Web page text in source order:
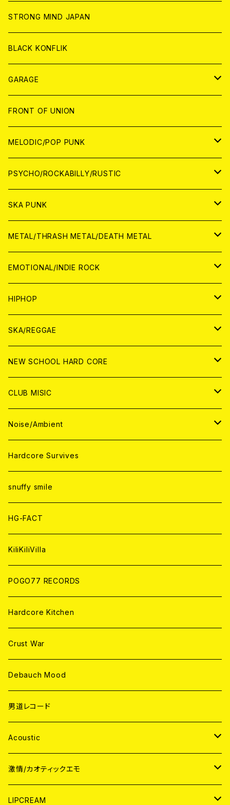
ANALOG
ANALOG
CD
ANALOG
CD
ANALOG
WORLD
CD
ANALOG
STRONG MIND JAPAN
BLACK KONFLIK
GARAGE
JAPAN
アナログ
CD
WORLD
アナログ
CD
FRONT OF UNION
MELODIC/POP PUNK
JAPAN
CD
ANALOG
WORLD
CD
ANALOG
PSYCHO/ROCKABILLY/RUSTIC
JAPAN
CD
ANALOG
WORLD
CD
ANALOG
SKA PUNK
JAPAN
CD
ANALOG
WORLD
CD
ANALOG
METAL/THRASH METAL/DEATH METAL
JAPAN
CD
ANALOG
WORLD
ANALOG
CD
EMOTIONAL/INDIE ROCK
JAPAN
CD
ANALOG
WORLD
CD
ANALOG
HIPHOP
JAPAN
CD
ANALOG
WORLD
CD
ANALOG
SKA/REGGAE
JAPAN
CD
ANALOG
WORLD
CD
ANALOG
NEW SCHOOL HARD CORE
JAPAN
CD
ANALOG
WORLD
CD
ANALOG
CLUB MISIC
JAPAN
CD
ANALOG
WORLD
CD
ANALOG
Noise/Ambient
JAPAN
CD
ANALOG
WORLD
CD
ANALOG
Hardcore Survives
snuffy smile
HG-FACT
KiliKiliVilla
POGO77 RECORDS
Hardcore Kitchen
Crust War
Debauch Mood
男道レコード
Acoustic
JAPAN
CD
WORLD
激情/カオティックエモ
JAPAN
LIPCREAM